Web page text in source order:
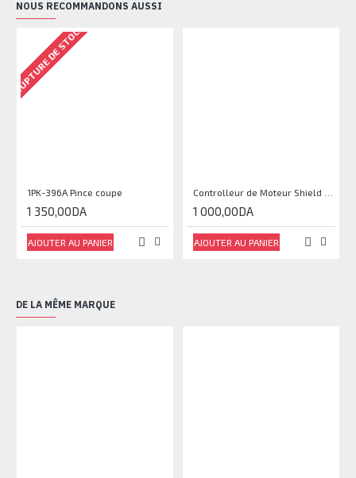
NOUS RECOMMANDONS AUSSI
RUPTURE DE STOCK
1PK-396A Pince coupe
1 350,00DA
AJOUTER AU PANIER
1 000,00DA
AJOUTER AU PANIER
DE LA MÊME MARQUE